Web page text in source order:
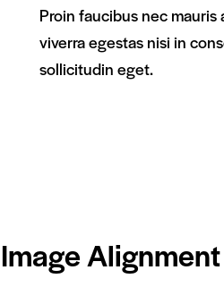
Proin faucibus nec
viverra egestas nisi in
sollicitudin eget.
Image Alignment